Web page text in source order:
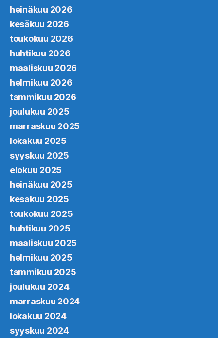
heinäkuu 2026
kesäkuu 2026
toukokuu 2026
huhtikuu 2026
maaliskuu 2026
helmikuu 2026
tammikuu 2026
joulukuu 2025
marraskuu 2025
lokakuu 2025
syyskuu 2025
elokuu 2025
heinäkuu 2025
kesäkuu 2025
toukokuu 2025
huhtikuu 2025
maaliskuu 2025
helmikuu 2025
tammikuu 2025
joulukuu 2024
marraskuu 2024
lokakuu 2024
syyskuu 2024